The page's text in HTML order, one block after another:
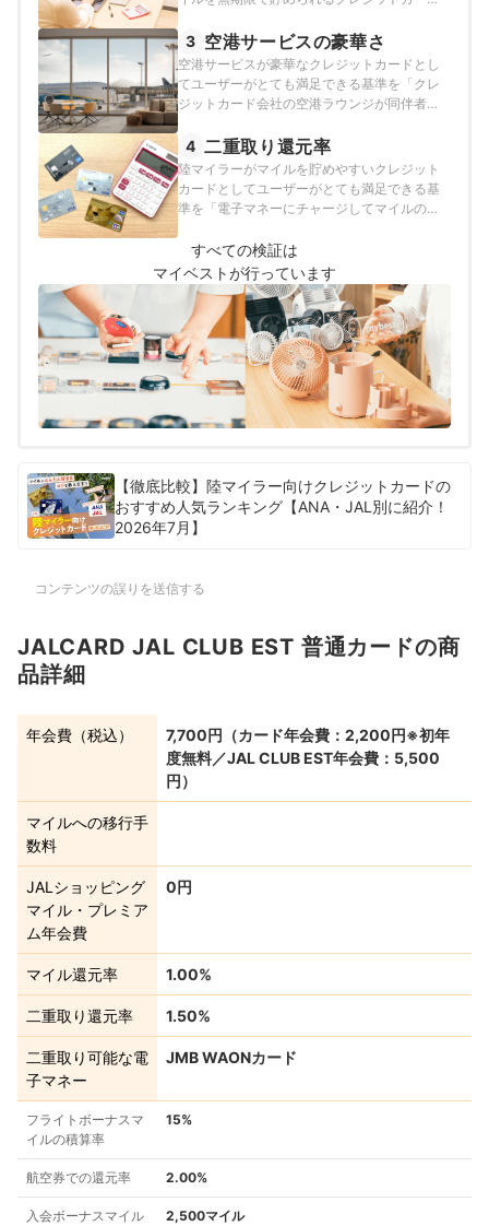
20日時点の情報をもとに検証を行っていま
す。
の検証を行いました。2026年7月20日時点の
情報をもとに検証を行っています。
3 空港サービスの豪華さ
空港サービスが豪華なクレジットカードとし
てユーザーがとても満足できる基準を「クレ
ジットカード会社の空港ラウンジが同伴者無
で使えて、ビジネスクラスカウンターでの優
先チェックインができるクレジットカード」
とし、以下の方法で各クレジットカードの検
証を行いました。2026年7月20日時点の情報
4 二重取り還元率
陸マイラーがマイルを貯めやすいクレジット
カードとしてユーザーがとても満足できる基
準を「電子マネーにチャージしてマイルの二
レジットカード」とし、以下の方法で各クレ
ジットカードの検証を行いました。2026年7
月20日時点の情報をもとに検証を行っていま
す。
すべての検証は
マイベストが行っています
【徹底比較】陸マイラー向けクレジットカードの
おすすめ人気ランキング【ANA・JAL別に紹介！
2026年7月】
コンテンツの誤りを送信する
JALCARD JAL CLUB EST 普通カードの商
品詳細
年会費（税込）
7,700円（カード年会費：2,200円※初年
度無料／JAL CLUB EST年会費：5,500
円）
マイルへの移行手
数料
JALショッピング
マイル・プレミア
ム年会費
0円
マイル還元率 1.00%
二重取り還元率 1.50%
二重取り可能な電
子マネー
JMB WAONカード
フライトボーナスマ
イルの積算率
15%
航空券での還元率 2.00%
入会ボーナスマイル 2,500マイル